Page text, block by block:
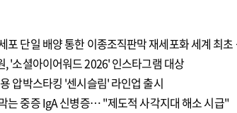
포 단일 배양 통한 이종조직판막 재세포화 세계 최초
, '소셜아이어워드 2026' 인스타그램 대상
압박스타킹 '센시슬림' 라인업 출시
는 중증 IgA 신병증… "제도적 사각지대 해소 시급"